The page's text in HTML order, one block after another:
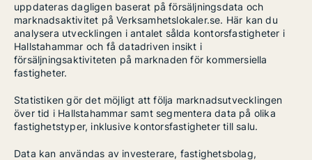
uppdateras dagligen baserat på försäljningsdata och
marknadsaktivitet på Verksamhetslokaler.se. Här kan du
analysera utvecklingen i antalet sålda kontorsfastigheter i
Hallstahammar och få datadriven insikt i
försäljningsaktiviteten på marknaden för kommersiella
fastigheter.
Statistiken gör det möjligt att följa marknadsutvecklingen
över tid i Hallstahammar samt segmentera data på olika
fastighetstyper, inklusive kontorsfastigheter till salu.
Data kan användas av investerare, fastighetsbolag,